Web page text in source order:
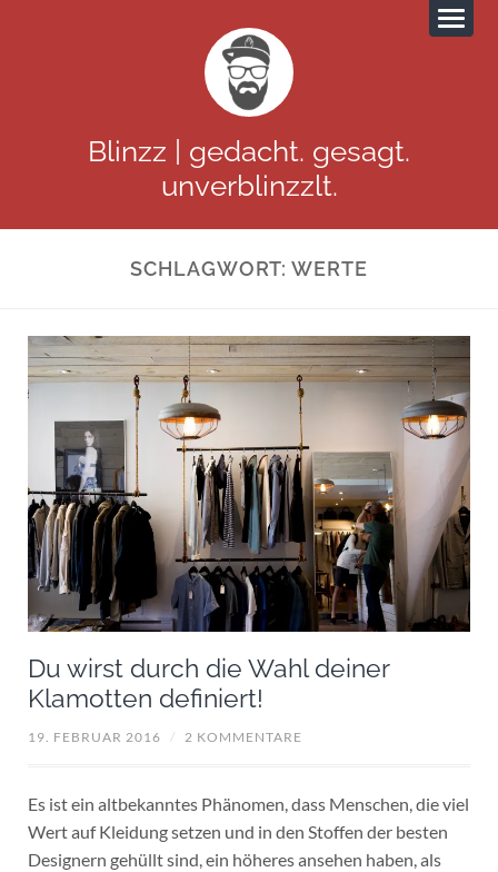
Blinzz | gedacht. gesagt.
unverblinzzlt.
SCHLAGWORT:WERTE
Du wirst durch die Wahl deiner
Klamotten definiert!
19. FEBRUAR 2016 / 2 KOMMENTARE
Es ist ein altbekanntes Phänomen, dass Menschen, die viel
Wert auf Kleidung setzen und in den Stoffen der besten
Designern gehüllt sind, ein höheres ansehen haben, als